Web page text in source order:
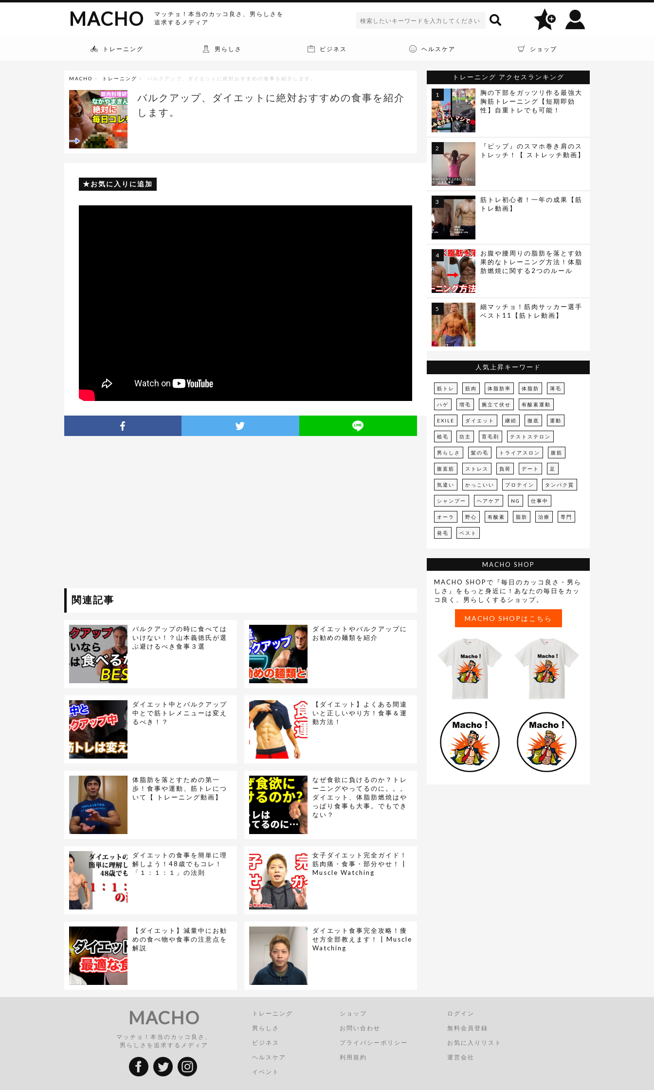
マッチョ！本当のカッコ良さ、男らしさを
追求するメディア
MACHO
トレーニング 男らしさ ビジネス ヘルスケア ショップ
MACHO > トレーニング > バルクアップ、ダイエットに絶対おすすめの食事を紹介します。
バルクアップ、ダイエットに絶対おすすめの食事を紹介
します。
お気に入りに追加
関連記事
バルクアップの時に食べては
いけない！？山本義徳氏が選
ぶ避けるべき食事３選
ダイエットやバルクアップに
お勧めの麺類を紹介
ダイエット中とバルクアップ
中とで筋トレメニューは変え
るべき！？
【ダイエット】よくある間違
いと正しいやり方！食事＆運
動方法！
体脂肪を落とすための第一
歩！食事や運動、筋トレにつ
いて【 トレーニング動画】
なぜ食欲に負けるのか？トレ
ーニングやってるのに。。。
ダイエット、体脂肪燃焼はや
っぱり食事も大事。でもでき
ない？
ダイエットの食事を簡単に理
解しよう！48歳でもコレ！
「１：１：１」の法則
女子ダイエット完全ガイド！
筋肉痛・食事・部分やせ！ |
Muscle Watching
【ダイエット】減量中にお勧
めの食べ物や食事の注意点を
解説
ダイエット食事完全攻略！痩
せ方全部教えます！ | Muscle
Watching
トレーニング アクセスランキング
胸の下部をガッツリ作る最強大
胸筋トレーニング【短期即効
性】自重トレでも可能！
『ピップ』のスマホ巻き肩のス
トレッチ！【 ストレッチ動画】
筋トレ初心者！一年の成果【筋
トレ動画】
お腹や腰周りの脂肪を落とす効
果的なトレーニング方法！体脂
肪燃焼に関する2つのルール
細マッチョ！筋肉サッカー選手
ベスト11【筋トレ動画】
人気上昇キーワード
筋トレ 筋肉 体脂肪率 体脂肪 薄毛
ハゲ 増毛 腕立て伏せ 有酸素運動
EXILE ダイエット 継続 徹底 運動
植毛 坊主 育毛剤 テストステロン
男らしさ 髪の毛 トライアスロン 腹筋
腹直筋 ストレス 負荷 デート 足
気遣い かっこいい プロテイン タンパク質
シャンプー ヘアケア NG 仕事中
オーラ 野心 有酸素 脂肪 治療 専門
発毛 ベスト
MACHO SHOP
MACHO SHOPで『毎日のカッコ良さ・男ら
しさ』をもっと身近に！あなたの毎日をカッ
コ良く、男らしくするショップ。
MACHO SHOPはこちら
MACHO
マッチョ！本当のカッコ良さ、
男らしさを追求するメディア
トレーニング
男らしさ
ビジネス
ヘルスケア
イベント
ショップ
お問い合わせ
プライバシーポリシー
利用規約
ログイン
無料会員登録
お気に入りリスト
運営会社